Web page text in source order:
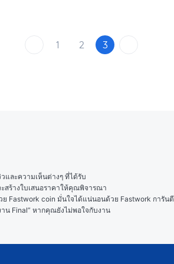
1 2 3
และความเห็นต่างๆ ที่ได้รับ
สร้างใบเสนอราคาให้คุณพิจารณา
ย Fastwork coin มั่นใจได้แน่นอนด้วย Fastwork การันตี
น Final” หากคุณยังไม่พอใจกับงาน